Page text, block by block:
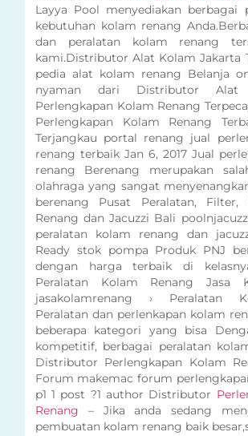
Layya Pool menyediakan berbagai
kebutuhan kolam renang
dan peralatan kolam renang
kami.Distributor Alat Kolam Jakarta
pedia alat kolam renang Belanja
nyaman dari Distributor Alat
Perlengkapan Kolam Renang
Perlengkapan Kolam Renang
Terjangkau portal renang jual
renang terbaik Jan 6, 2017 Jual
renang Berenang merupakan
olahraga yang sangat
berenang Pusat Peralatan, Filter,
Renang dan Jacuzzi Bali
peralatan kolam renang dan
Ready stok pompa Produk PNJ
dengan harga terbaik di
Peralatan Kolam Renang Jasa
jasakolamrenang › Peralatan
Peralatan dan perlenkapan kolam
beberapa kategori yang bisa
kompetitif, berbagai peralatan
Distributor Perlengkapan Kolam
Forum makemac forum
p1 1 post ?1 author Distributor
Renang – Jika anda sedang
pembuatan kolam renang baik